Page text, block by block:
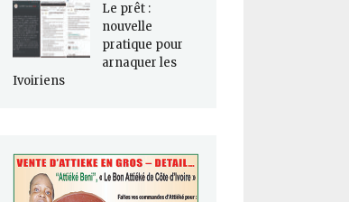
Le prêt :
nouvelle
pratique pour
arnaquer les
Ivoiriens